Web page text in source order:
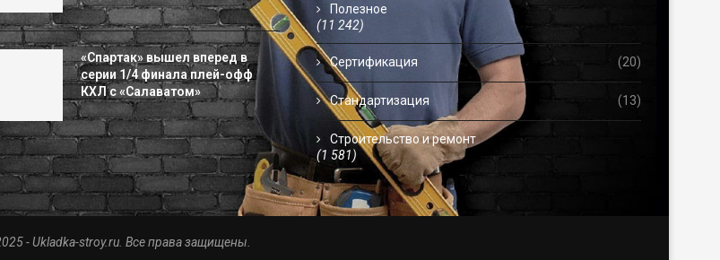
«Спартак» вышел вперед в
серии 1/4 финала плей-офф
КХЛ с «Салаватом»
Полезное
(11 242)
Сертификация (20)
Стандартизация (13)
Строительство и ремонт
(1 581)
- Ukladka-stroy.ru. Все права защищены.